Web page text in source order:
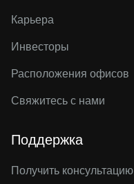
Карьера
Инвесторы
Расположения офисов
Свяжитесь с нами
Поддержка
Получить консультацию